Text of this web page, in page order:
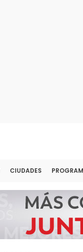
CIUDADES